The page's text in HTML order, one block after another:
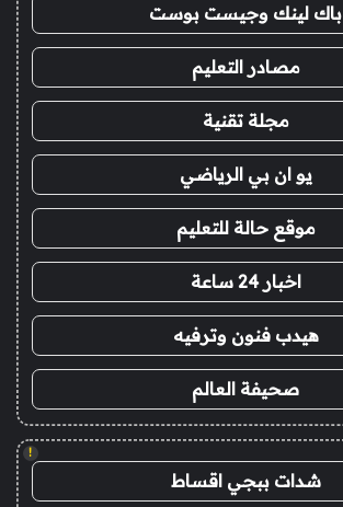
باك لينك وجيست بوست
مصادر التعليم
مجلة تقنية
يو ان بي الرياضي
موقع حالة للتعليم
اخبار 24 ساعة
هيدب فنون وترفيه
صحيفة العالم
!
شدات ببجي اقساط